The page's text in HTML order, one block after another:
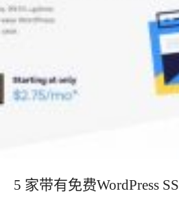
5 家带有免费WordPress